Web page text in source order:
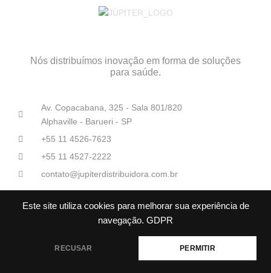
Este site utiliza cookies para melhorar sua experiência de
navegação. GDPR
RECUSAR PERMITIR
Nós distribuímos inovação em forma de soluções
para saúde.
Av. Copacabana, 325 - Sala 801/820
Alphaville - Barueri - SP
+55 11 4526-7623
+55 11 4527-2222
contato@jupiterdistribuidora.com.br
Júpiter Distribuidoras Médico-Hospitalares© Todos os direitos